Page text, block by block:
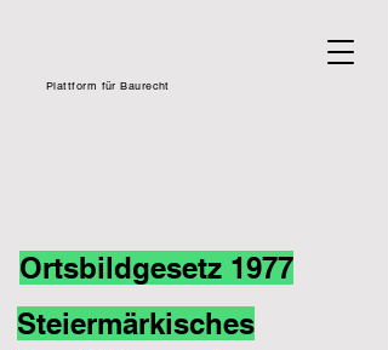
Plattform für Baurecht
Ortsbildgesetz 1977
Steiermärkisches